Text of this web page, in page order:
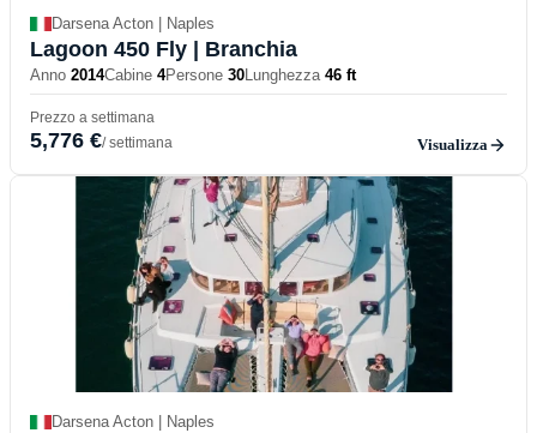
Darsena Acton | Naples
Lagoon 450 Fly | Branchia
Anno 2014Cabine 4Persone 30Lunghezza 46 ft
Prezzo a settimana
5,776 €/ settimana Visualizza
Darsena Acton | Naples